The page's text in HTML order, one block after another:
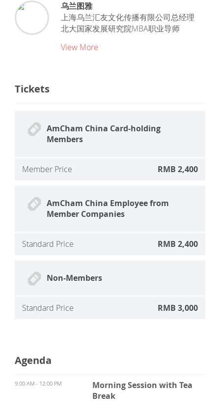
乌兰图雅
上海乌兰汇友文化传播有限公司总经理
北大国家发展研究院MBA职业导师
View More
Tickets
AmCham China Card-holding
Members
Member Price RMB 2,400
AmCham China Employee from
Member Companies
Standard Price RMB 2,400
Non-Members
Standard Price RMB 3,000
Agenda
9:00 AM - 12:00 PM
Morning Session with Tea
Break